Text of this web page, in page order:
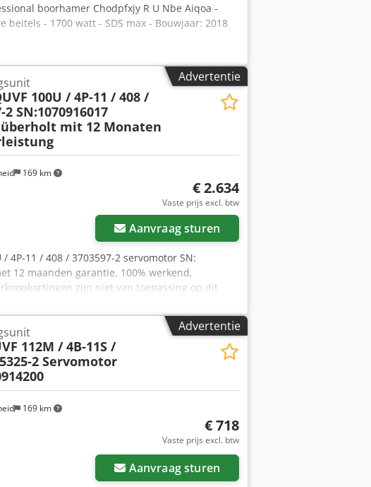
boorhamer Chodpfxjy R U Nbe Aiqoa -
- 1700 watt - SDS max - Bouwjaar: 2018
Advertentie
169 km
100U / 4P-11 / 408 /
2 SN:1070916017
mit 12 Monaten
€ 2.634
Vaste prijs excl. btw
Aanvraag sturen
/ 4P-11 / 408 / 3703597-2 servomotor SN:
12 maanden garantie, 100% werkend,
zijn niet van toepassing op dit
de verpakkings- en verzendkosten! LET OP: De
aangevraagd! Cjdpfx Ajugyytoiqsha
Advertentie
169 km
112M / 4B-11S /
2 Servomotor
€ 718
Vaste prijs excl. btw
Aanvraag sturen